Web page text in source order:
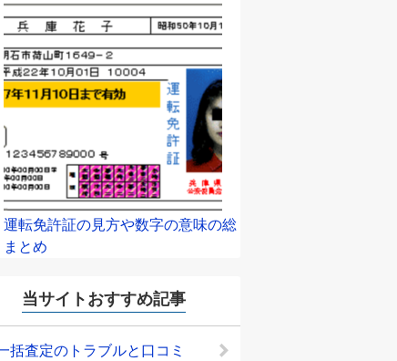
運転免許証の見方や数字の意味の総
まとめ
当サイトおすすめ記事
括査定のトラブルと口コミ